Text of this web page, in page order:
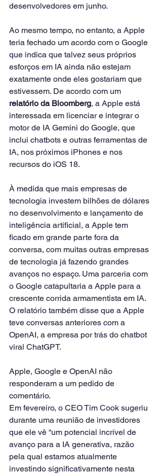
desenvolvedores em junho.
Ao mesmo tempo, no entanto, a Apple
teria fechado um acordo com o Google
que indica que talvez seus próprios
esforços em IA ainda não estejam
exatamente onde eles gostariam que
estivessem. De acordo com um
relatório da Bloomberg, a Apple está
interessada em licenciar e integrar o
motor de IA Gemini do Google, que
inclui chatbots e outras ferramentas de
IA, nos próximos iPhones e nos
recursos do iOS 18.
À medida que mais empresas de
tecnologia investem bilhões de dólares
no desenvolvimento e lançamento de
inteligência artificial, a Apple tem
ficado em grande parte fora da
conversa, com muitas outras empresas
de tecnologia já fazendo grandes
avanços no espaço. Uma parceria com
o Google catapultaria a Apple para a
crescente corrida armamentista em IA.
O relatório também disse que a Apple
teve conversas anteriores com a
OpenAI, a empresa por trás do chatbot
viral ChatGPT.
Apple, Google e OpenAI não
responderam a um pedido de
comentário.
Em fevereiro, o CEO Tim Cook sugeriu
durante uma reunião de investidores
que ele vê “um potencial incrível de
avanço para a IA generativa, razão
pela qual estamos atualmente
investindo significativamente nesta